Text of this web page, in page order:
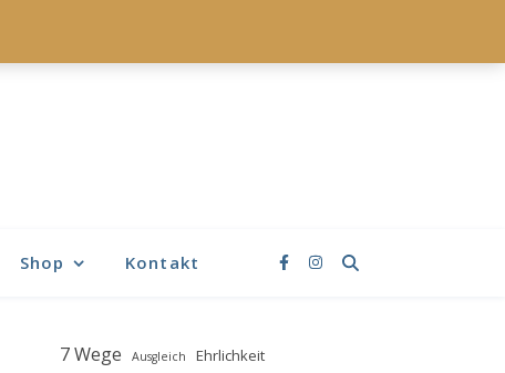
Shop Kontakt
7 Wege Ausgleich
Ehrlichkeit